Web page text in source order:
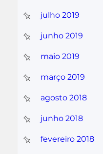
julho 2019
junho 2019
maio 2019
março 2019
agosto 2018
junho 2018
fevereiro 2018